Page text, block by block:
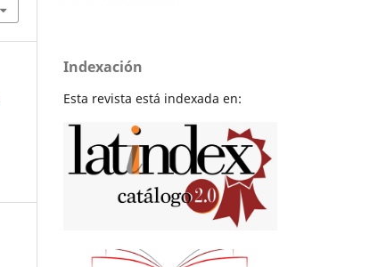
Indexación
Esta revista está indexada en: